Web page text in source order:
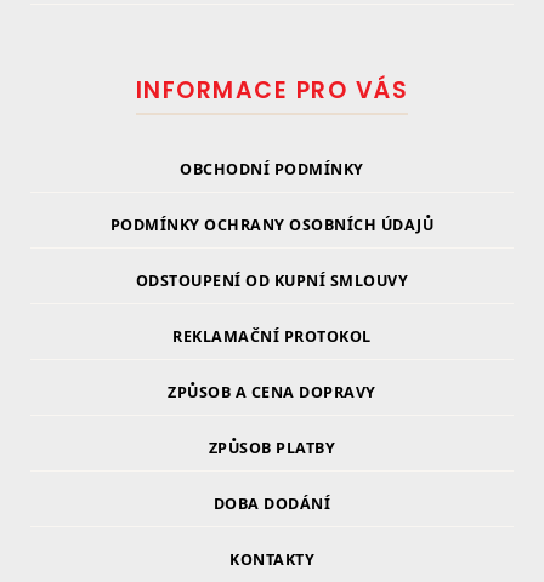
INFORMACE PRO VÁS
OBCHODNÍ PODMÍNKY
PODMÍNKY OCHRANY OSOBNÍCH ÚDAJŮ
ODSTOUPENÍ OD KUPNÍ SMLOUVY
REKLAMAČNÍ PROTOKOL
ZPŮSOB A CENA DOPRAVY
ZPŮSOB PLATBY
DOBA DODÁNÍ
KONTAKTY